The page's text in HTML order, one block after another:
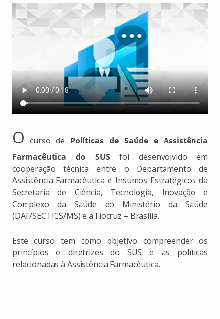
O curso de Políticas de Saúde e Assistência
Farmacêutica do SUSfoi desenvolvido em
cooperação técnica entre o Departamento de
Assistência Farmacêutica e Insumos Estratégicos da
Secretaria de Ciência, Tecnologia, Inovação e
Complexo da Saúde do Ministério da Saúde
(DAF/SECTICS/MS) e a Fiocruz – Brasília.
Este curso tem como objetivo compreender os
princípios e diretrizes do SUS e as políticas
relacionadas à Assistência Farmacêutica.